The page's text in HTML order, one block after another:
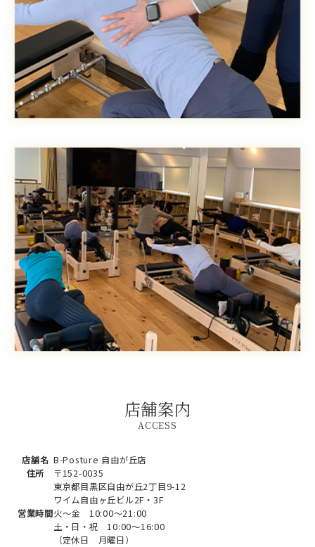
店舗案内
ACCESS
店舗名 B-Posture 自由が丘店
住所
〒152-0035
東京都目黒区自由が丘2丁目9-12
ワイム自由ヶ丘ビル2F・3F
営業時間火～金 10:00～21:00
土・日・祝 10:00～16:00
（定休日 月曜日）